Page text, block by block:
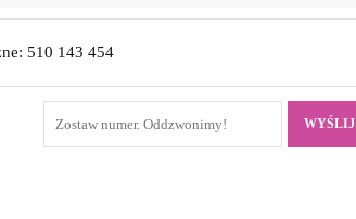
510 143 454
WYŚLIJ